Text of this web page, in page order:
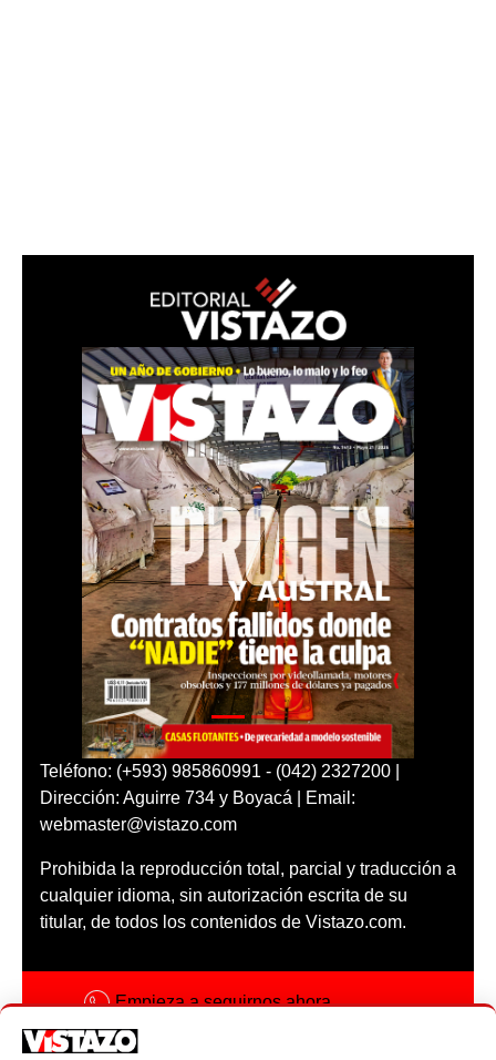
Teléfono: (+593) 985860991 - (042) 2327200 |
Dirección: Aguirre 734 y Boyacá | Email:
webmaster@vistazo.com
Prohibida la reproducción total, parcial y traducción a
cualquier idioma, sin autorización escrita de su
titular, de todos los contenidos de Vistazo.com.
Empieza a seguirnos ahora